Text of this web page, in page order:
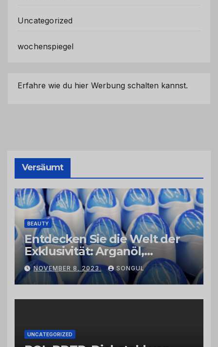
Uncategorized
wochenspiegel
Erfahre wie du hier Werbung schalten kannst.
Versäumt
BEAUTY
Entdecken Sie die Welt der
Exklusivität: Arganöl,
Kaktusfeigenkernöl und
Schwarzkümmelöl von
vertrauenswürdigen
Großhändlern und Anbietern
NOVEMBER 8, 2023 SONGUL
UNCATEGORIZED